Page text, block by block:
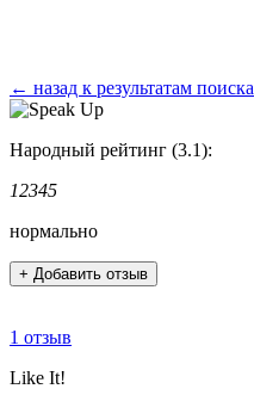
← назад к результатам поиска
Народный рейтинг (3.1):
12345
нормально
+ Добавить отзыв
1 отзыв
Like It!